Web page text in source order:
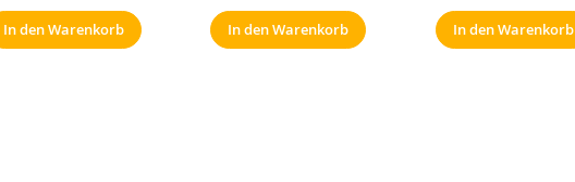
In den Warenkorb In den Warenkorb In den Warenkorb